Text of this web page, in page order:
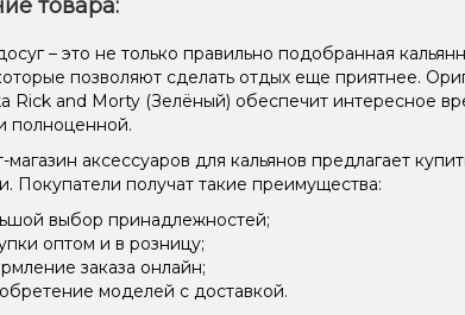
товара:
– это не только правильно подобранная
позволяют сделать отдых еще приятнее.
Rick and Morty (Зелёный) обеспечит интересное
полноценной.
магазин аксессуаров для кальянов предлагает
Покупатели получат такие преимущества:
выбор принадлежностей;
оптом и в розницу;
заказа онлайн;
моделей с доставкой.